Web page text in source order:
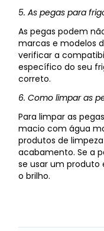
5. As pegas para
As pegas podem
marcas e modelos
verificar a
específico do seu
correto.
6. Como limpar as
Para limpar as
macio com água
produtos de
acabamento. Se a
se usar um produto
o brilho.